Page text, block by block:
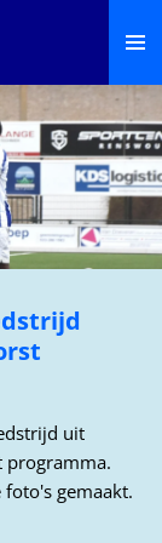
uit
programma.
gemaakt.